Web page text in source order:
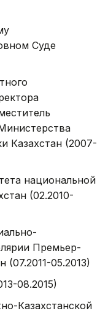
Суде
Казахстан (2007-
национальной
(02.2010-
Премьер-
(07.2011-05.2013)
08.2015)
Казахстанской